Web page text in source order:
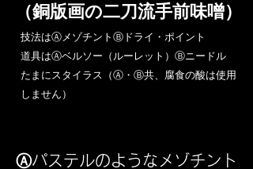
​（銅版画の二刀流手前味噌）
​技法はⒶメゾチントⒷドライ・ポイント
道具はⒶベルソー（ルーレット）Ⓑニードル
​たまにスタイラス（Ⓐ・Ⓑ共、腐食の酸は使用
しません）
Ⓐパステルのようなメゾチント